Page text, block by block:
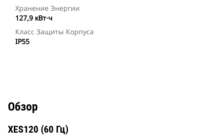
Хранение Энергии
127,9 кВт·ч
Класс Защиты Корпуса
IP55
Обзор
XES120 (60 Гц)